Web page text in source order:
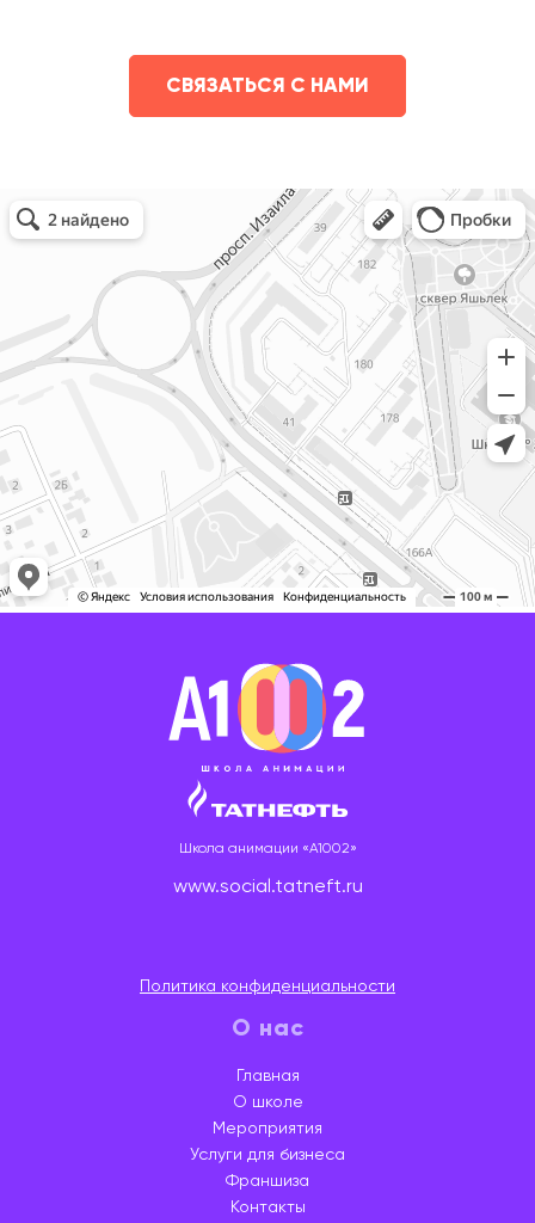
СВЯЗАТЬСЯ С НАМИ
Школа анимации «A1002»
www.social.tatneft.ru
Политика конфиденциальности
О нас
Главная
О школе
Мероприятия
Услуги для бизнеса
Франшиза
Контакты